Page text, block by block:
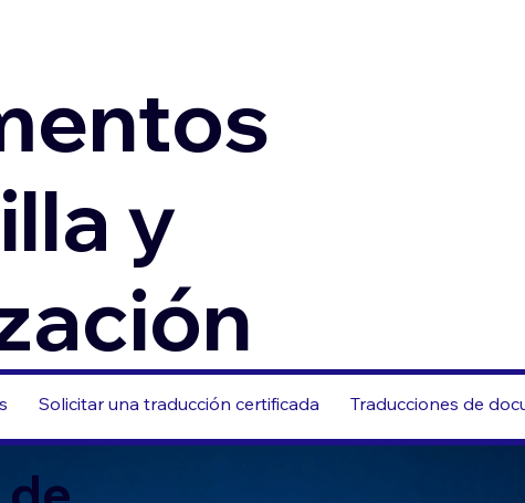
y
Solicitar una traducción certificada Traducciones de